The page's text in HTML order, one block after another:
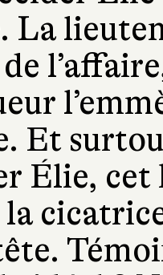
La
Et
Élie,
la